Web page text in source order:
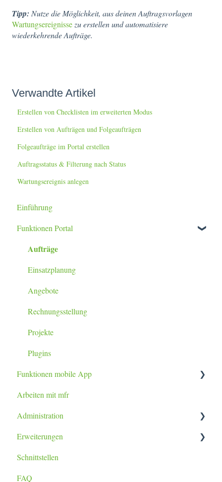
Tipp: Nutze die Möglichkeit, aus deinen Auftragsvorlagen
Wartungsereignissezu erstellen und automatisiere
wiederkehrende Aufträge.
Verwandte Artikel
Erstellen von Checklisten im erweiterten Modus
Erstellen von Aufträgen und Folgeaufträgen
Folgeaufträge im Portal erstellen
Auftragsstatus & Filterung nach Status
Wartungsereignis anlegen
Einführung
Funktionen Portal
Aufträge
Einsatzplanung
Angebote
Rechnungsstellung
Projekte
Plugins
Funktionen mobile App
Tablet / Smartphone App
Arbeiten mit mfr
Administration
Datenimport
Berichtsanpassung
Erweiterungen
lexoffice Plugin
Schnittstellen
FAQ